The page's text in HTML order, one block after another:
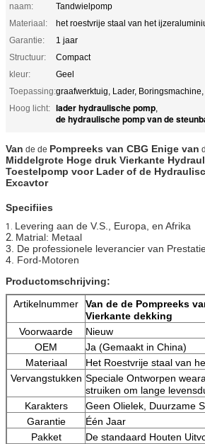
naam:
Tandwielpomp
Materiaal:
het roestvrije staal van het
Garantie:
1 jaar
Structuur:
Compact
kleur:
Geel
Toepassing:graafwerktuig, Lader,
Hoog licht: lader hydraulische pomp,
de hydraulische pomp van de
Van de de Pompreeks van CBG Enige van
Middelgrote Hoge druk Vierkante
Toestelpomp voor Lader of de
Excavtor
Specifiies
1. Levering aan de V.S., Europa, en Afrika
2. Matrial: Metaal
3. De professionele leverancier van
4. Ford-Motoren
Productomschrijving:
Artikelnummer
Van de de Pompreeks
Vierkante dekking
Voorwaarde
Nieuw
OEM
Ja (Gemaakt in China)
Materiaal
Het Roestvrije staal van
Vervangstukken Speciale Ontworpen
struiken om lange
Karakters
Geen Olielek, Duurzame
Garantie
Één Jaar
Pakket
De standaard Houten